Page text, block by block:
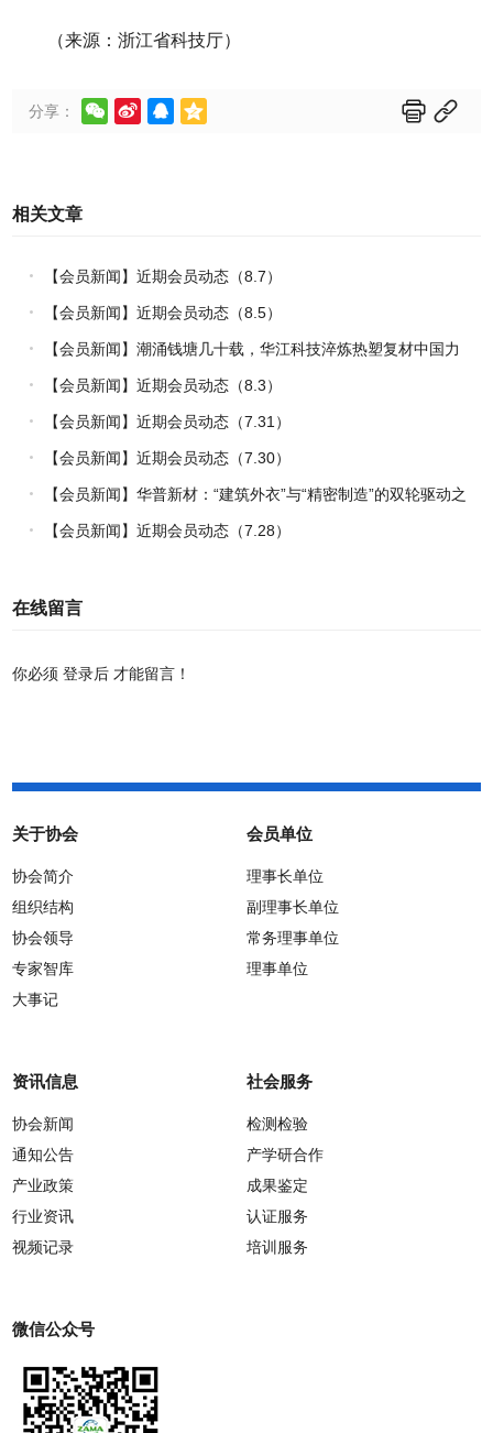
（来源：浙江省科技厅）
分享：      
相关文章
【会员新闻】近期会员动态（8.7）
【会员新闻】近期会员动态（8.5）
【会员新闻】潮涌钱塘几十载，华江科技淬炼热塑复材中国力
量
【会员新闻】近期会员动态（8.3）
【会员新闻】近期会员动态（7.31）
【会员新闻】近期会员动态（7.30）
【会员新闻】华普新材：“建筑外衣”与“精密制造”的双轮驱动之
路
【会员新闻】近期会员动态（7.28）
在线留言
你必须登录后 才能留言！
关于协会
协会简介
组织结构
协会领导
专家智库
大事记
会员单位
理事长单位
副理事长单位
常务理事单位
理事单位
资讯信息
协会新闻
通知公告
产业政策
行业资讯
视频记录
社会服务
检测检验
产学研合作
成果鉴定
认证服务
培训服务
微信公众号